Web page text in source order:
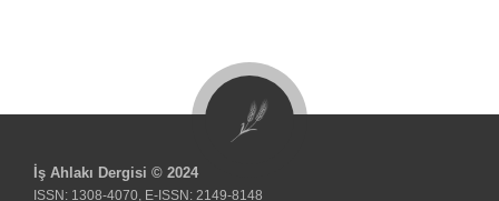
İş Ahlakı Dergisi © 2024
ISSN: 1308-4070, E-ISSN: 2149-8148